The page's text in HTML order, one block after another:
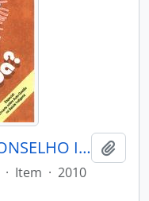
MENSAGEIRO - BELÉM CONSELHO INDIGENISTA MISSIONÁRIO - 2010 - Nº180
· Item · 2010